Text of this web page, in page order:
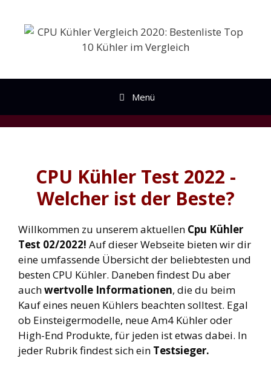
Inhalt
springen
Menü
CPU Kühler Test 2022 -
Welcher ist der Beste?
Willkommen zu unserem aktuellen Cpu Kühler
Test 02/2022! Auf dieser Webseite bieten wir dir
eine umfassende Übersicht der beliebtesten und
besten CPU Kühler. Daneben findest Du aber
auchwertvolle Informationen, die du beim
Kauf eines neuen Kühlers beachten solltest. Egal
ob Einsteigermodelle, neue Am4 Kühler oder
High-End Produkte, für jeden ist etwas dabei. In
jeder Rubrik findest sich ein Testsieger.